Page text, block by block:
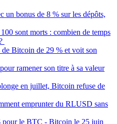
un bonus de 8 % sur les dépôts,
sont morts : combien de temps
Bitcoin de 29 % et voit son
ramener son titre à sa valeur
en juillet, Bitcoin refuse de
emprunter du RLUSD sans
pour le BTC - Bitcoin le 25 juin